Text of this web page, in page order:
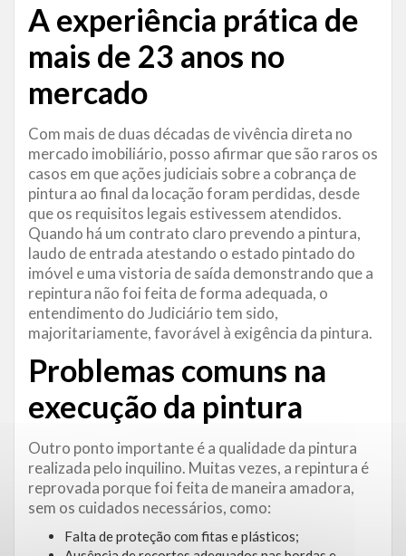
A experiência prática de
mais de 23 anos no
mercado
Com mais de duas décadas de vivência direta no
mercado imobiliário, posso afirmar que são raros os
casos em que ações judiciais sobre a cobrança de
pintura ao final da locação foram perdidas, desde
que os requisitos legais estivessem atendidos.
Quando há um contrato claro prevendo a pintura,
laudo de entrada atestando o estado pintado do
imóvel e uma vistoria de saída demonstrando que a
repintura não foi feita de forma adequada, o
entendimento do Judiciário tem sido,
majoritariamente, favorável à exigência da pintura.
Problemas comuns na
execução da pintura
Outro ponto importante é a qualidade da pintura
realizada pelo inquilino. Muitas vezes, a repintura é
reprovada porque foi feita de maneira amadora,
sem os cuidados necessários, como:
Falta de proteção com fitas e plásticos;